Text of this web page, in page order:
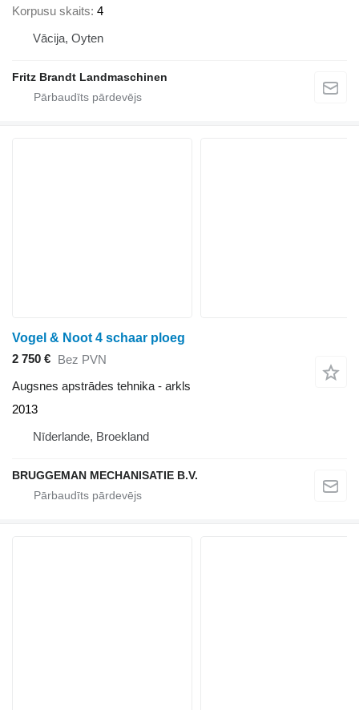
Korpusu skaits 4
Vācija, Oyten
Fritz Brandt Landmaschinen
Vogel & Noot 4 schaar ploeg
2 750 €
Bez PVN
Augsnes apstrādes tehnika - arkls
2013
Nīderlande, Broekland
BRUGGEMAN MECHANISATIE B.V.